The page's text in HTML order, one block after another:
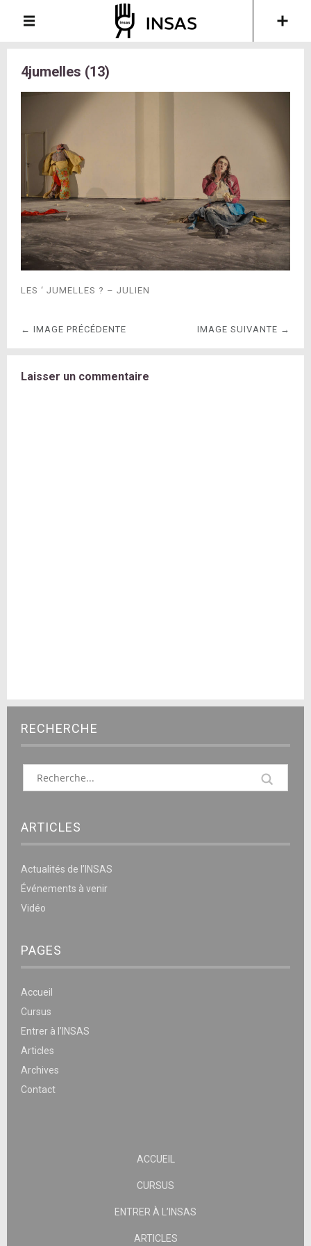
4jumelles (13)
LES ‘ JUMELLES ? – JULIEN
← IMAGE PRÉCÉDENTE IMAGE SUIVANTE →
Laisser un commentaire
RECHERCHE
ARTICLES
Actualités de l’INSAS
Événements à venir
Vidéo
PAGES
Accueil
Cursus
Entrer à l’INSAS
Articles
Archives
Contact
ACCUEIL
CURSUS
ENTRER À L’INSAS
ARTICLES